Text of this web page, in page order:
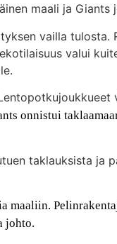
maali ja
vailla
valui
onnistui
taklauksista ja
johto.